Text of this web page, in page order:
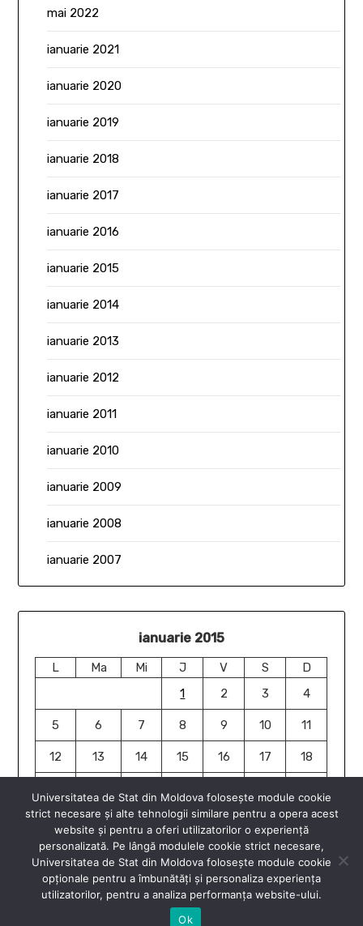
mai 2022
ianuarie 2021
ianuarie 2020
ianuarie 2019
ianuarie 2018
ianuarie 2017
ianuarie 2016
ianuarie 2015
ianuarie 2014
ianuarie 2013
ianuarie 2012
ianuarie 2011
ianuarie 2010
ianuarie 2009
ianuarie 2008
ianuarie 2007
ianuarie 2015
L Ma Mi J V S
D
1
2 3 4
5 6 7 8 9 10 11
12 13 14 15 16 17 18
26 27 28 29 30
31
« ian.
ian. »
© 2026 Științe Umaniste USM
Universitatea de Stat din Moldova folosește module cookie
strict necesare și alte tehnologii similare pentru a opera acest
website și pentru a oferi utilizatorilor o experiență
personalizată. Pe lângă modulele cookie strict necesare,
Universitatea de Stat din Moldova folosește module cookie
opționale pentru a îmbunătăți și personaliza experiența
utilizatorilor, pentru a analiza performanța website-ului.
Ok